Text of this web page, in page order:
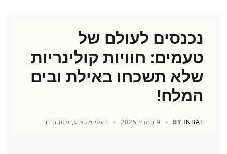
נכנסים לעולם של
טעמים: חוויות קולינריות
שלא תשכחו באילת ובים
המלח!
BY INBAL 9 במרץ 2025 בעלי מקצוע, מטבחים